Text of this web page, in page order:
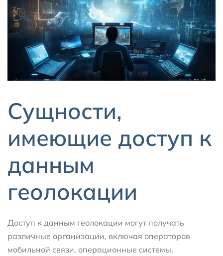
Сущности,
имеющие доступ к
данным
геолокации
Доступ к данным геолокации могут получать
различные организации, включая операторов
мобильной связи, операционные системы,